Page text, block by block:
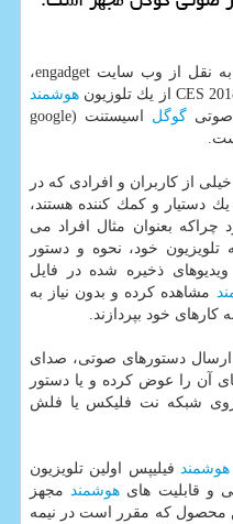
به گزارش اچ پی به نقل از ایسنا، به نقل از وب سایت engadget،
هوشمند
صوتیگوگل
اسیستنت (google
از كاربران و افرادی كه در
دستیار و كمك كننده هستند،
بعنوان مثال افراد می
تلویزیون خود، نحوه و دستور
ذخیره شده در فایل
مشاهده كرده و بدون نیاز به
كارهای خود بپردازند.
ارسال دستورهای صوتی، صدای
های آن را عوض كرده و یا دستور
شبكه نت فلیكس یا فلش
هوشمند فیلیپس اولین تلویزیون
و قابلیت های هوشمند مجهز
كه مقرر است در نیمه